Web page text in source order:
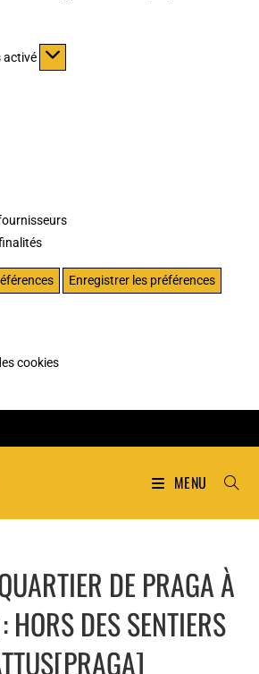
activé
Enregistrer les préférences
cookies
MENU
DE PRAGA À
HORS DES SENTIERS